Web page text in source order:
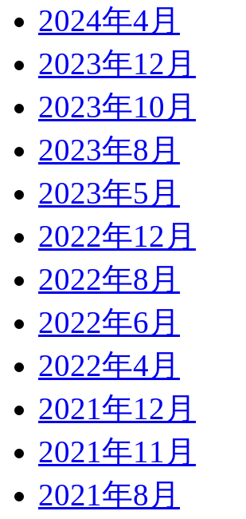
2024年4月
2023年12月
2023年10月
2023年8月
2023年5月
2022年12月
2022年8月
2022年6月
2022年4月
2021年12月
2021年11月
2021年8月